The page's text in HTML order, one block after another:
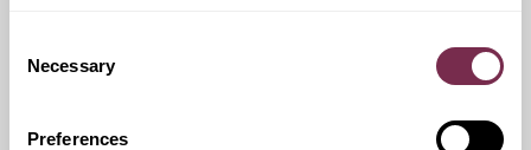
Selection
Necessary
Preferences